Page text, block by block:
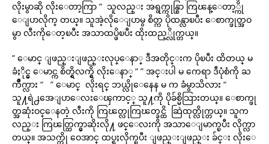
လိုးမွာဆို လိုးေတာ့ကြာ “ သူလည္း အရွက္ကုန္စြာ ကြၽန္ေတာ့္ကို
ေျပာလိုက္ တယ္။ သူအဲ့လိုေျပာမွ စိတ္က ပိုထန္လာၿပီး ေစာက္ဖုတ္အဝ
မွာ လီးကိုေတ့ၿပီး အသာထပ္ဖိၿပီး ထိုးထည့္လိုက္တယ္။
” ေမာင္ ျဖည္းျဖည္းလုပ္ေနာ္ ဒီအတိုင္းက ပိုၿပီး ထိတယ္ မ
ခံႏိုင္မွ ေမာင္က စိတ္ရွိလက္ရွိ လိုးေနာ္ “ ” အင္းပါ မ ကေရာ ဒီပုံစံကို ႀ
ကိဳက္လား “ ” ေမာင္ လိုးရင္ ဘယ္လိုေနေန မ က ခံမွာသိလား “
သူ႔ရဲ႕အေျပာေလးေၾကာင့္ သူ႔ကို ပိုခ်စ္မိသြားတယ္။ ေစာက္ဖု
တ္အဆုံးဝင္ေနတဲ့ လီးကို ကြၽတ္လုကြၽတ္ခင္ထိ ဆြဲထုတ္လိုက္တယ္။ သူက
လည္း ကြၽတ္ထြက္မွာဆိုးလို႔ ဖင္ေလးကို အသာေျမာက္ၿပီး လိုက္လာ
တယ္။ အသက္ကို ဝေအာင္ ထပ္ရႈလိုက္ၿပီး ျဖည္းျဖည္း ခ်င္း လိုးေ